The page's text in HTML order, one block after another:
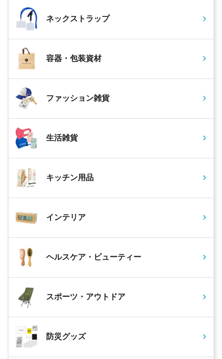
ネックストラップ
容器・包装資材
ファッション雑貨
生活雑貨
キッチン用品
インテリア
ヘルスケア・ビューティー
スポーツ・アウトドア
防災グッズ